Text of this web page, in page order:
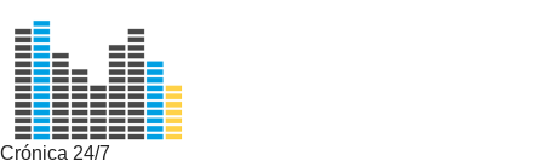
Crónica 24/7